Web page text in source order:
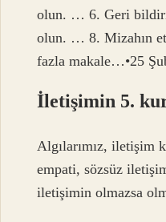
olun. … 6. Geri
olun. … 8. Mizahın
fazla makale…•25
İletişimin 5.
Algılarımız, iletişim
empati, sözsüz
iletişimin olmazsa